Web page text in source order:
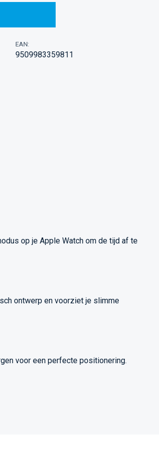
EAN:
9509983359811
op je Apple Watch om de tijd af te
ontwerp en voorziet je slimme
voor een perfecte positionering.